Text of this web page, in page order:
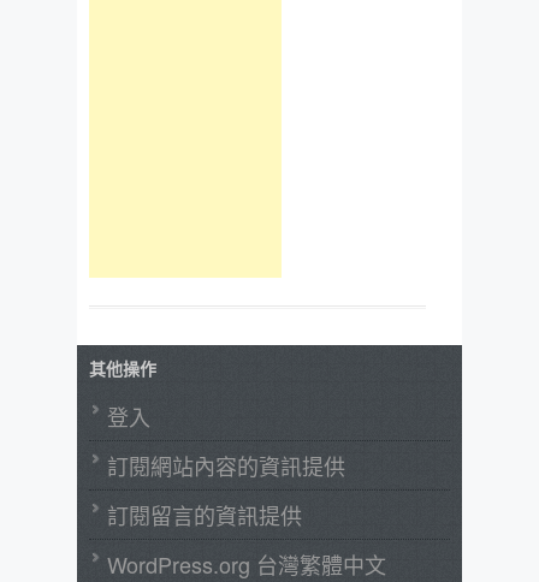
其他操作
登入
訂閱網站內容的資訊提供
訂閱留言的資訊提供
WordPress.org 台灣繁體中文